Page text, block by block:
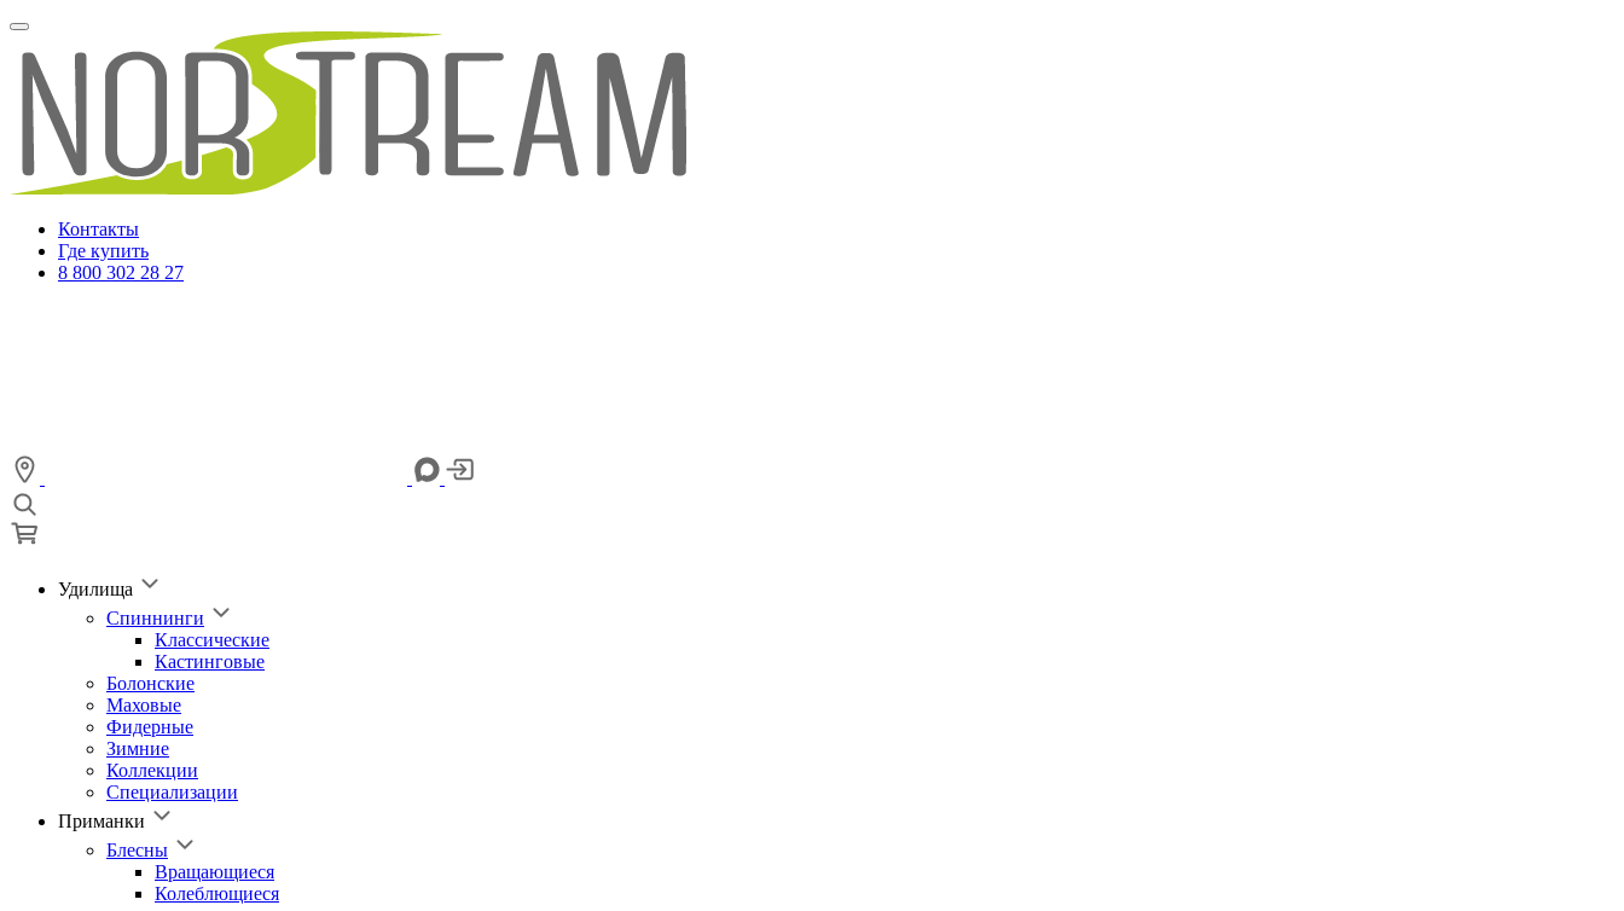
Контакты
Где купить
8 800 302 28 27
Удилища
Спиннинги
Классические
Кастинговые
Болонские
Маховые
Фидерные
Зимние
Коллекции
Специализации
Приманки
Блесны
Вращающиеся
Колеблющиеся